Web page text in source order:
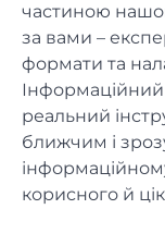
частиною
за вами –
формати та
реальний
ближчим і
корисного й